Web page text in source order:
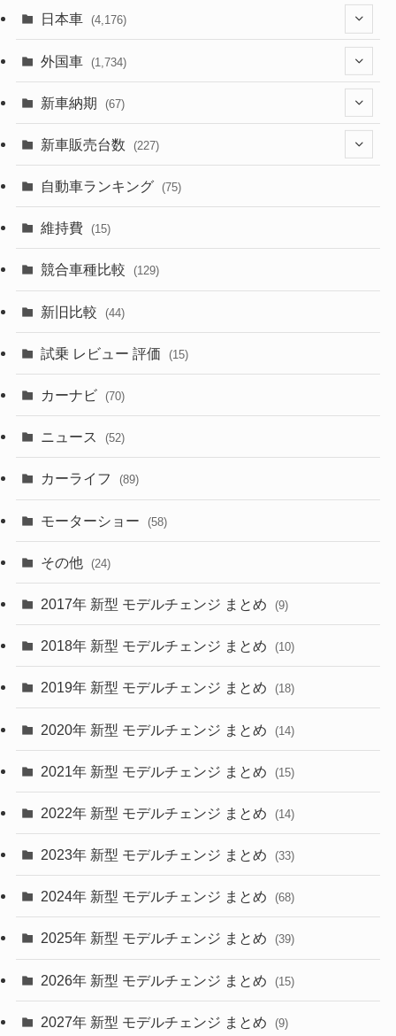
日本車 (4,176)
(1,322)
(330)
(357)
(328)
(253)
外国車 (1,734)
(242)
(85)
(84)
(50)
(43)
(6)
(9)
(30)
(27)
(58)
(28)
(27)
(26)
(10)
(35)
(10)
(9)
(22)
(4)
(9)
(4)
新車納期 (67)
(28)
(8)
(3)
(3)
新車販売台数 (227)
(21)
(5)
(7)
自動車ランキング (75)
維持費 (15)
競合車種比較 (129)
新旧比較 (44)
試乗 レビュー 評価 (15)
カーナビ (70)
ニュース (52)
カーライフ (89)
モーターショー (58)
その他 (24)
2017年 新型 モデルチェンジ まとめ (9)
2018年 新型 モデルチェンジ まとめ (10)
2019年 新型 モデルチェンジ まとめ (18)
2020年 新型 モデルチェンジ まとめ (14)
2021年 新型 モデルチェンジ まとめ (15)
2022年 新型 モデルチェンジ まとめ (14)
2023年 新型 モデルチェンジ まとめ (33)
2024年 新型 モデルチェンジ まとめ (68)
2025年 新型 モデルチェンジ まとめ (39)
2026年 新型 モデルチェンジ まとめ (15)
2027年 新型 モデルチェンジ まとめ (9)